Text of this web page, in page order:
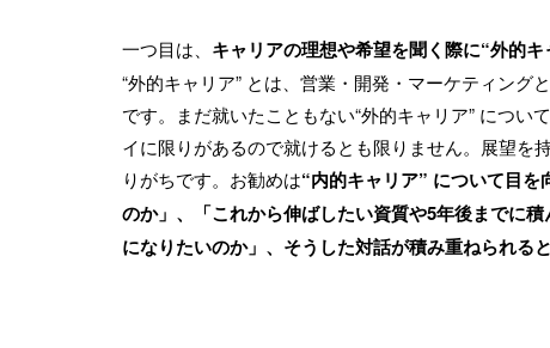
一つ目は、 キャリアの理想や希望を聞く際に“外的
“外的キャリア” とは、営業・開発・マーケティン
です。まだ就いたこともない“外的キャリア” につ
イに限りがあるので就けるとも限りません。展望を
りがちです。お勧めは“内的キャリア” について目を
のか」、「これから伸ばしたい資質や5年後までに
になりたいのか」、そうした対話が積み重ねられる